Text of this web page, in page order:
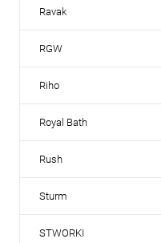
Ravak
RGW
Riho
Royal Bath
Rush
Sturm
STWORKI